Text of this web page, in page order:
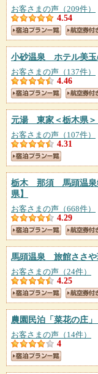
お客さまの声（209件）
4.54
小砂温泉 ホテル美玉
お客さまの声（137件）
4.46
元湯 東家＜栃木県＞
お客さまの声（107件）
4.31
栃木 那須 馬頭温泉
県】
お客さまの声（668件）
4.29
馬頭温泉 旅館ささや
お客さまの声（24件）
4.25
農園民泊「菜花の庄」
お客さまの声（14件）
4